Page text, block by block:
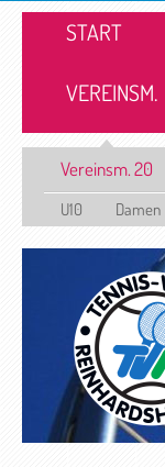
START
VEREINSM.
Vereinsm. 20
U10 Damen